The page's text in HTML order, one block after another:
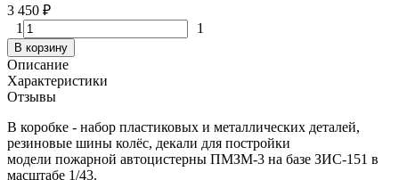
3 450 ₽
1
1
В корзину
Описание
Характеристики
Отзывы
В коробке - набор пластиковых и металлических деталей,
резиновые шины колёс, декали для постройки
модели пожарной автоцистерны ПМЗМ-3 на базе ЗИС-151 в
масштабе 1/43.